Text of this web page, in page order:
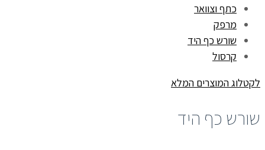
כתף וצוואר
מרפק
שורש כף היד
קרסול
לקטלוג המוצרים המלא
שורש כף היד